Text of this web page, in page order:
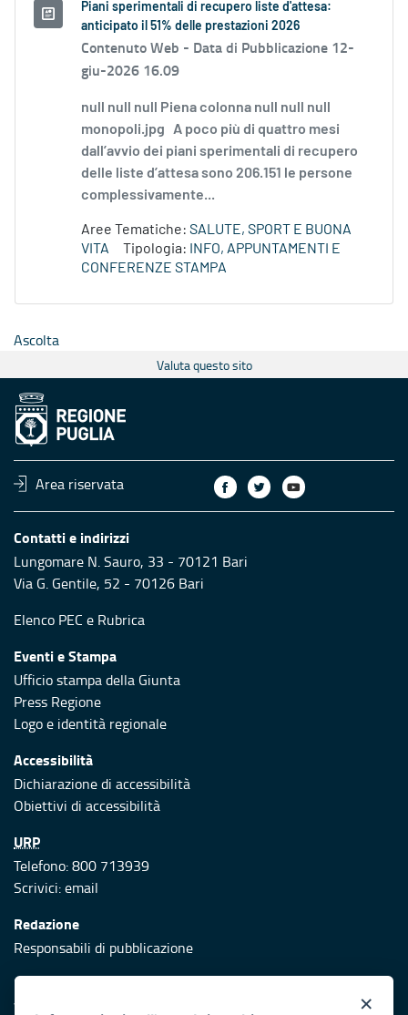
Piani sperimentali di recupero liste d'attesa:
anticipato il 51% delle prestazioni 2026
Contenuto Web - Data di Pubblicazione 12-
giu-2026 16.09
null null null Piena colonna null null null
monopoli.jpg A poco più di quattro mesi
dall’avvio dei piani sperimentali di recupero
delle liste d’attesa sono 206.151 le persone
complessivamente...
Aree Tematiche: SALUTE, SPORT E BUONA
VITA
Tipologia:
INFO, APPUNTAMENTI E
CONFERENZE STAMPA
Ascolta
Valuta questo sito
Area riservata
Contatti e indirizzi
Lungomare N. Sauro, 33 - 70121 Bari
Via G. Gentile, 52 - 70126 Bari
Elenco PEC e Rubrica
Eventi e Stampa
Ufficio stampa della Giunta
Press Regione
Logo e identità regionale
Accessibilità
Dichiarazione di accessibilità
Obiettivi di accessibilità
URP
Telefono: 800 713939
Scrivici:email
Redazione
Responsabili di pubblicazione
Protezione civile
Vai al sito di Protezione Civile Puglia ×